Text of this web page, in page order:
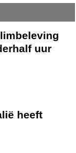
uur
heeft